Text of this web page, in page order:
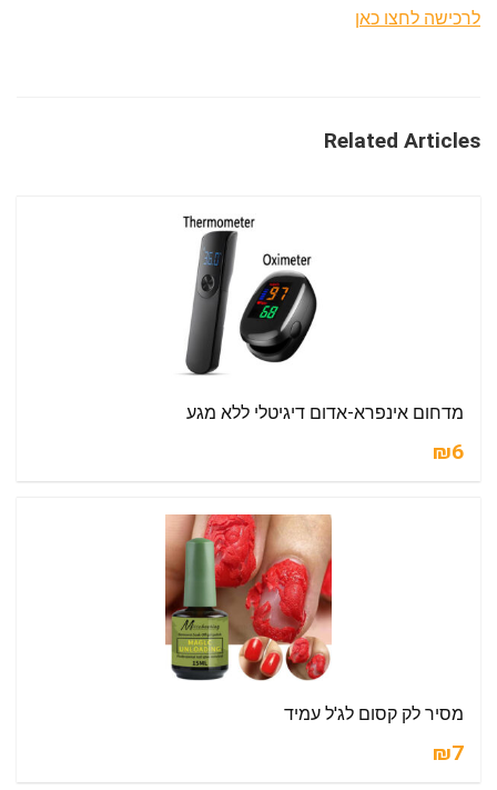
לרכישה לחצו כאן
Related Articles
מדחום אינפרא-אדום דיגיטלי ללא מגע
₪6
מסיר לק קסום לג'ל עמיד
₪7